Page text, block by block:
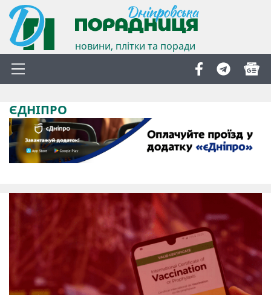
новини, плітки та поради
ЄДНІПРО